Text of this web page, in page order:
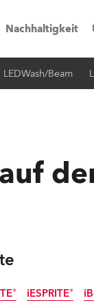
Nachhaltigkeit
LEDWash/Beam
iESPRITE®